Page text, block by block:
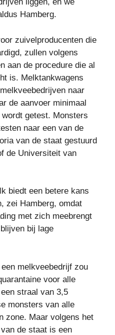
Hamberg.
zuivelproducenten die
zullen volgens
aan de procedure die al
is. Melktankwagens
naar
de aanvoer minimaal
getest. Monsters
naar een van de
van de staat gestuurd
de Universiteit van
biedt een betere kans
zei Hamberg, omdat
met zich meebrengt
bij lage
melkveebedrijf zou
voor alle
straal van 3,5
monsters van alle
zone. Maar volgens het
de staat is een